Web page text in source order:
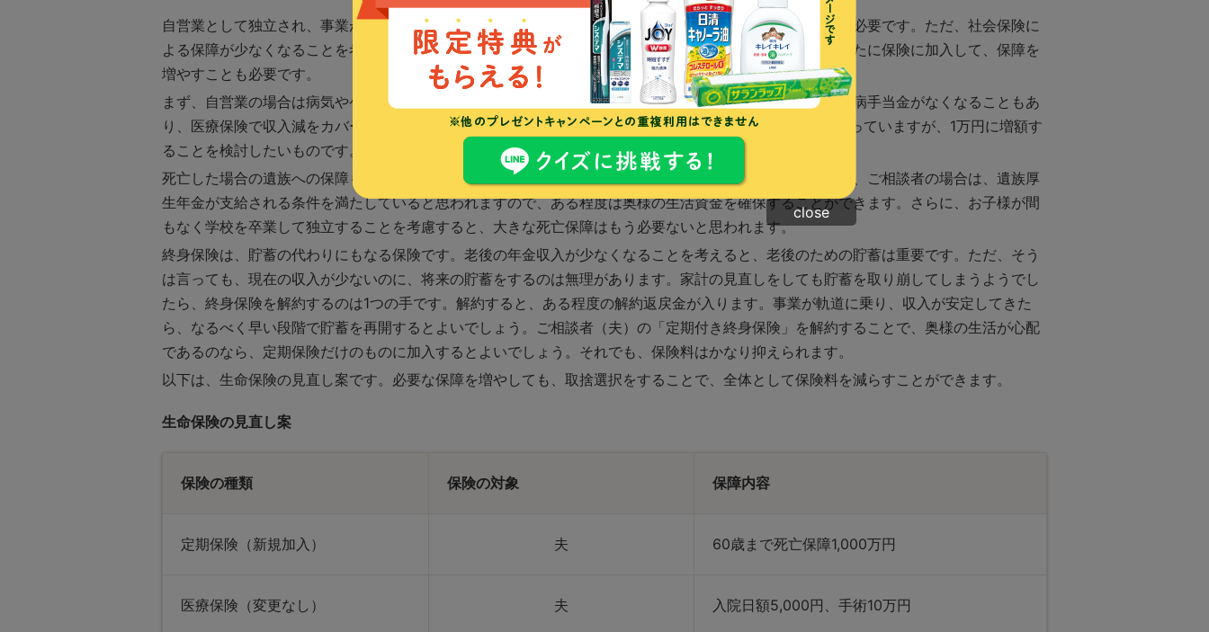
自営業として独立され、事業が軌道に乗るまでは収入が十分ではないでしょう。当面の間、家計の見直しは必要です。ただ、社会保険に
よる保障が少なくなることを考えると、やみくもに生命保険を解約してはいけません。場合によっては、新たに保険に加入して、保障を
増やすことも必要です。
まず、自営業の場合は病気やケガで仕事ができなくなると、収入への影響は避けられません。健康保険の傷病手当金がなくなることもあ
り、医療保険で収入減をカバーしておきたいものです。ご相談者（夫）の医療保険は入院日額5,000円となっていますが、1万円に増額す
ることを検討したいものです。
死亡した場合の遺族への保障も、退職後は少なくなります。遺族厚生年金の対象でなくなるからです。ただ、ご相談者の場合は、遺族厚
生年金が支給される条件を満たしていると思われますので、ある程度は奥様の生活資金を確保することができます。さらに、お子様が間
もなく学校を卒業して独立することを考慮すると、大きな死亡保障はもう必要ないと思われます。
終身保険は、貯蓄の代わりにもなる保険です。老後の年金収入が少なくなることを考えると、老後のための貯蓄は重要です。ただ、そう
は言っても、現在の収入が少ないのに、将来の貯蓄をするのは無理があります。家計の見直しをしても貯蓄を取り崩してしまうようでし
たら、終身保険を解約するのは1つの手です。解約すると、ある程度の解約返戻金が入ります。事業が軌道に乗り、収入が安定してきた
ら、なるべく早い段階で貯蓄を再開するとよいでしょう。ご相談者（夫）の「定期付き終身保険」を解約することで、奥様の生活が心配
であるのなら、定期保険だけのものに加入するとよいでしょう。それでも、保険料はかなり抑えられます。
以下は、生命保険の見直し案です。必要な保障を増やしても、取捨選択をすることで、全体として保険料を減らすことができます。
生命保険の見直し案
保険の種類 保険の対象 保障内容
定期保険（新規加入） 夫 60歳まで死亡保障1,000万円
医療保険（変更なし） 夫 入院日額5,000円、手術10万円
close